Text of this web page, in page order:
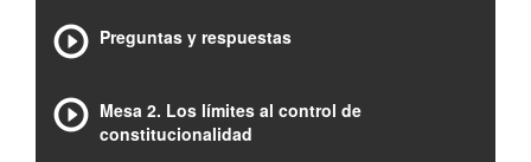
Preguntas y respuestas
Mesa 2. Los límites al control de
constitucionalidad